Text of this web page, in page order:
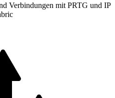
Verbindungen mit PRTG und IP